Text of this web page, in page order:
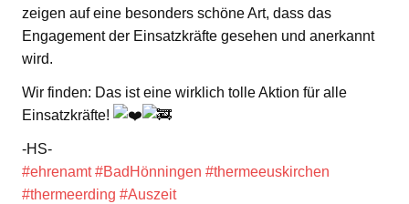
zeigen auf eine besonders schöne Art, dass das
Engagement der Einsatzkräfte gesehen und anerkannt
wird.
Wir finden: Das ist eine wirklich tolle Aktion für alle
Einsatzkräfte!
-HS-
#ehrenamt #BadHönningen #thermeeuskirchen
#thermeerding #Auszeit